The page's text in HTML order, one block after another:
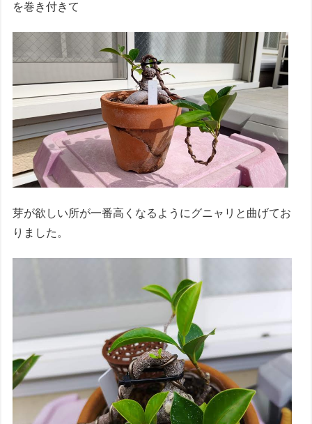
を巻き付きて
芽が欲しい所が一番高くなるようにグニャリと曲げてお
りました。